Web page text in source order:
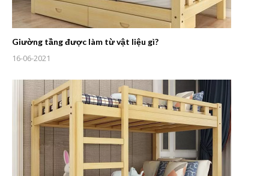
Giường tầng được làm từ vật liệu gì?
16-06-2021